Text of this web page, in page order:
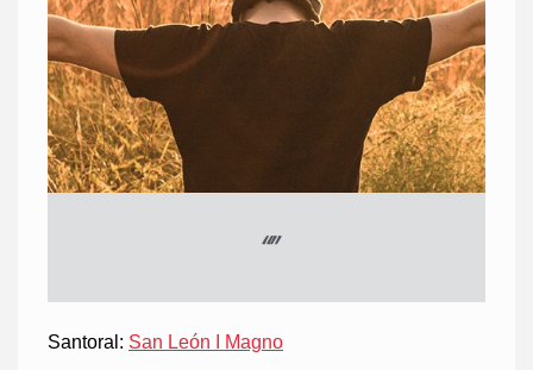
“”
Santoral: San León I Magno